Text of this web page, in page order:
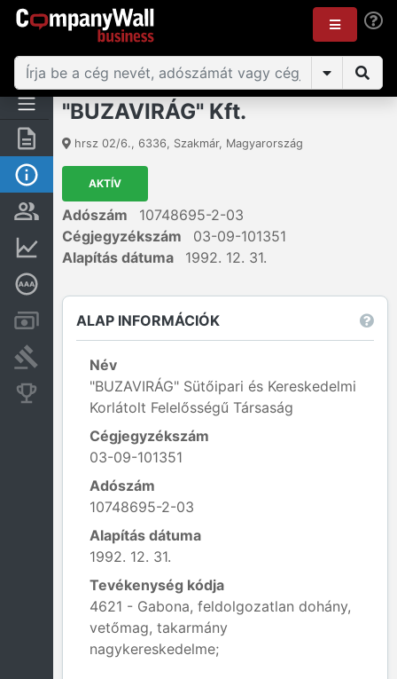
Összegzés
Alap információk
Személyek és tulajdonjog
Pénzügyi információk
Számlák és zárolások
Bírósági eljárások
Konkurens cégek
"BUZAVIRÁG" Kft.
hrsz 02/6., 6336, Szakmár, Magyarország
AKTÍV
Adószám
10748695-2-03
Cégjegyzékszám
03-09-101351
Alapítás dátuma
1992. 12. 31.
ALAP INFORMÁCIÓK
Név
"BUZAVIRÁG" Sütőipari és Kereskedelmi
Korlátolt Felelősségű Társaság
Cégjegyzékszám
03-09-101351
Adószám
10748695-2-03
Alapítás dátuma
1992. 12. 31.
Tevékenység kódja
4621 - Gabona, feldolgozatlan dohány,
vetőmag, takarmány
nagykereskedelme;
Leaflet|© OpenStreetMap contributors